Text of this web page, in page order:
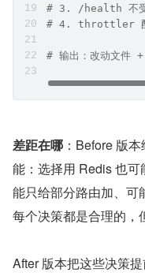
# 3. /health 不受
# 4. throttler 配
# 输出：改动文件
差距在哪 ：Before 版
能：选择用 Redis 也
能只给部分路由加、
每个决策都是合理的，
After 版本把这些决策